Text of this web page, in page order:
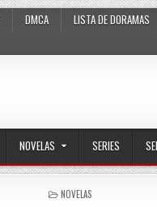
DMCA LISTA DE DORAMAS
NOVELAS SERIES
POSTED IN
NOVELAS